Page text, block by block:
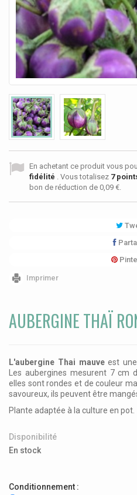
En achetant ce produit vous
fidélité . Vous totalisez 7
bon de réduction de 0,09 €.
Imprimer
AUBERGINE THAÏ
L'aubergine Thai mauveest
Les aubergines mesurent 7 cm
elles sont rondes et de couleur
savoureux, ils peuvent être
Plante adaptée à la culture en pot.
Disponibilité
En stock
Conditionnement :